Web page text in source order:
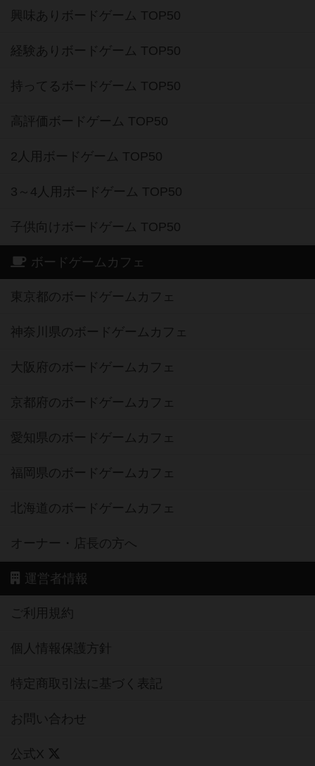
興味ありボードゲーム TOP50
経験ありボードゲーム TOP50
持ってるボードゲーム TOP50
高評価ボードゲーム TOP50
2人用ボードゲーム TOP50
3～4人用ボードゲーム TOP50
子供向けボードゲーム TOP50
ボードゲームカフェ
東京都のボードゲームカフェ
神奈川県のボードゲームカフェ
大阪府のボードゲームカフェ
京都府のボードゲームカフェ
愛知県のボードゲームカフェ
福岡県のボードゲームカフェ
北海道のボードゲームカフェ
オーナー・店長の方へ
運営者情報
ご利用規約
個人情報保護方針
特定商取引法に基づく表記
お問い合わせ
公式X